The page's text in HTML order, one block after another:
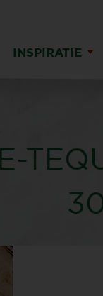
INSPIRATIE